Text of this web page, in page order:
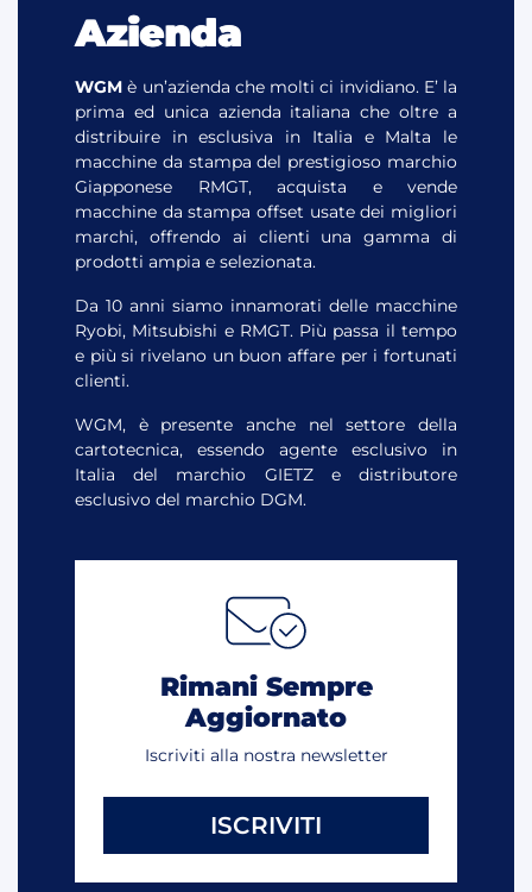
Azienda
WGMè un’azienda che molti ci invidiano. E’ la
prima ed unica azienda italiana che oltre a
distribuire in esclusiva in Italia e Malta le
macchine da stampa del prestigioso marchio
Giapponese RMGT, acquista e vende
macchine da stampa offset usate dei migliori
marchi, offrendo ai clienti una gamma di
prodotti ampia e selezionata.
Da 10 anni siamo innamorati delle macchine
Ryobi, Mitsubishi e RMGT. Più passa il tempo
e più si rivelano un buon affare per i fortunati
clienti.
WGM, è presente anche nel settore della
cartotecnica, essendo agente esclusivo in
Italia del marchio GIETZ e distributore
esclusivo del marchio DGM.
Rimani Sempre
Aggiornato
Iscriviti alla nostra newsletter
ISCRIVITI